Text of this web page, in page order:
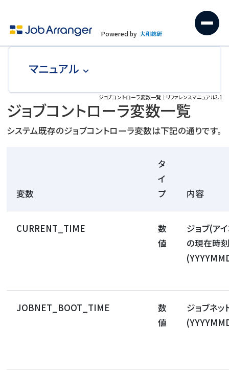
Powered by
マニュアル
ジョブコントローラ変数一覧｜リファレンスマニュアル2.1
ジョブコントローラ変数一覧
システム既存のジョブコントローラ変数は下記の通りです。
変数
タ
イ
プ
内容
CURRENT_TIME
数
値
ジョブ(ア
の現在時刻
JOBNET_BOOT_TIME
数
値
ジョブネ